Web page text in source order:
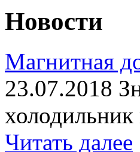
Новости
Магнитная
23.07.2018
Читать далее